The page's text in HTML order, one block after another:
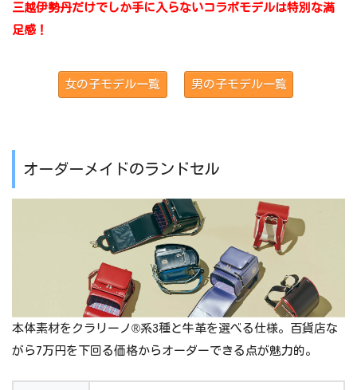
三越伊勢丹だけでしか手に入らないコラボモデルは特別な満
足感！
女の子モデル一覧 男の子モデル一覧
オーダーメイドのランドセル
本体素材をクラリーノ®系3種と牛革を選べる仕様。百貨店な
がら7万円を下回る価格からオーダーできる点が魅力的。